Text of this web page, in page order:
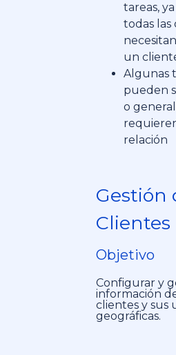
tareas,
todas las
un
Algunas
pueden
o
relación
Gestión
Clientes
Objetivo
Configurar y
información
clientes y sus
geográficas.